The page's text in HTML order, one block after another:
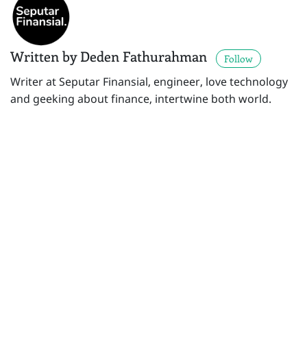
Written by Deden Fathurahman Follow
Writer at Seputar Finansial, engineer, love technology
and geeking about finance, intertwine both world.